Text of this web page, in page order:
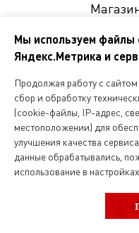
О
Карта
Мы используем файлы
Яндекс.Метрика и
Продолжая работу с
сбор и обработку
(cookie-файлы, IP-адрес,
местоположении) для
улучшения качества
данные обрабатывались,
использование в